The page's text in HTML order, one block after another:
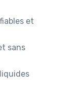
et
sans